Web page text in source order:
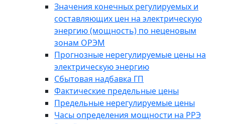
Значения конечных регулируемых и
составляющих цен на электрическую
энергию (мощность) по неценовым
зонам ОРЭМ
Прогнозные нерегулируемые цены на
электрическую энергию
Сбытовая надбавка ГП
Фактические предельные цены
Предельные нерегулируемые цены
Часы определения мощности на РРЭ